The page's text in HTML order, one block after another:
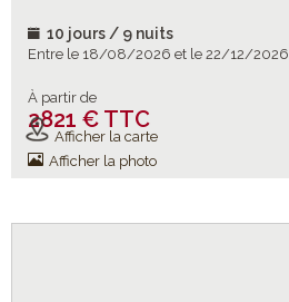
10 jours / 9 nuits
Entre le 18/08/2026 et le 22/12/2026
À partir de
2821 € TTC
Afficher la carte
Afficher la photo